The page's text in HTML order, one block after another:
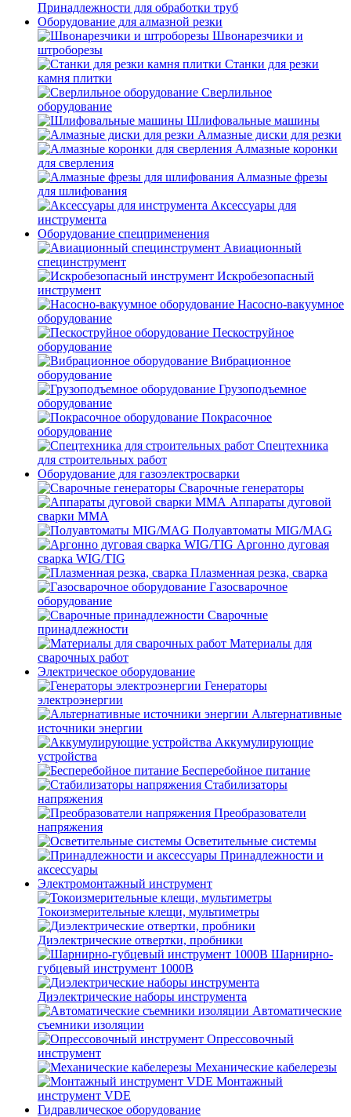
Принадлежности для обработки труб
Оборудование для алмазной резки
Швонарезчики и
штроборезы
Станки для резки
камня плитки
Сверлильное
оборудование
Шлифовальные машины
Алмазные диски для резки
Алмазные коронки
для сверления
Алмазные фрезы
для шлифования
Аксессуары для
инструмента
Оборудование спецприменения
Авиационный
специнструмент
Искробезопасный
инструмент
Насосно-вакуумное
оборудование
Пескоструйное
оборудование
Вибрационное
оборудование
Грузоподъемное
оборудование
Покрасочное
оборудование
Спецтехника
для строительных работ
Оборудование для газоэлектросварки
Сварочные генераторы
Аппараты дуговой
сварки MMA
Полуавтоматы MIG/MAG
Аргонно дуговая
сварка WIG/TIG
Плазменная резка, сварка
Газосварочное
оборудование
Сварочные
принадлежности
Материалы для
сварочных работ
Электрическое оборудование
Генераторы
электроэнергии
Альтернативные
источники энергии
Аккумулирующие
устройства
Бесперебойное питание
Стабилизаторы
напряжения
Преобразователи
напряжения
Осветительные системы
Принадлежности и
аксессуары
Электромонтажный инструмент
Токоизмерительные клещи, мультиметры
Диэлектрические отвертки, пробники
Шарнирно-
губцевый инструмент 1000В
Диэлектрические наборы инструмента
Автоматические
съемники изоляции
Опрессовочный
инструмент
Механические кабелерезы
Монтажный
инструмент VDE
Гидравлическое оборудование